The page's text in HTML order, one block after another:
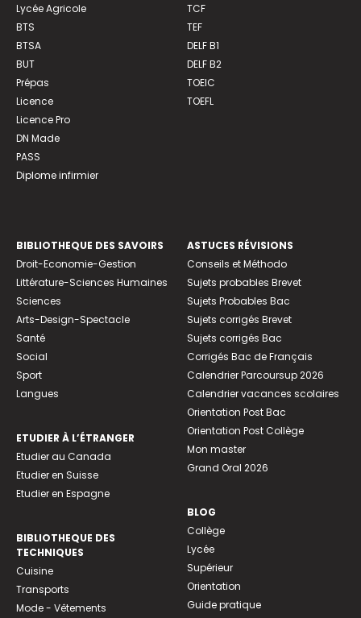
Lycée Agricole
BTS
BTSA
BUT
Prépas
Licence
Licence Pro
DN Made
PASS
Diplome infirmier
TCF
TEF
DELF B1
DELF B2
TOEIC
TOEFL
BIBLIOTHEQUE DES SAVOIRS
Droit-Economie-Gestion
Littérature-Sciences Humaines
Sciences
Arts-Design-Spectacle
Santé
Social
Sport
Langues
ETUDIER À L’ÉTRANGER
Etudier au Canada
Etudier en Suisse
Etudier en Espagne
BIBLIOTHEQUE DES
TECHNIQUES
Cuisine
Transports
Mode - Vêtements
ASTUCES RÉVISIONS
Conseils et Méthodo
Sujets probables Brevet
Sujets Probables Bac
Sujets corrigés Brevet
Sujets corrigés Bac
Corrigés Bac de Français
Calendrier Parcoursup 2026
Calendrier vacances scolaires
Orientation Post Bac
Orientation Post Collège
Mon master
Grand Oral 2026
BLOG
Collège
Lycée
Supérieur
Orientation
Guide pratique